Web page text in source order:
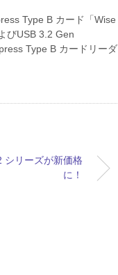
Type B カード「Wise
びUSB 3.2 Gen
Type B カードリーダ
シリーズが新価格
に！